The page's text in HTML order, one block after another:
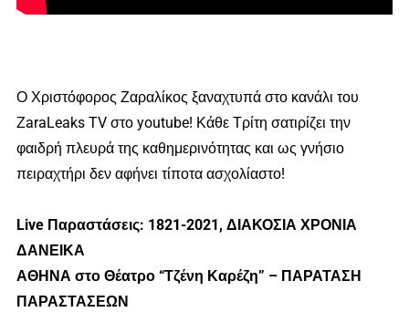
Ο Χριστόφορος Ζαραλίκος ξαναχτυπά στο κανάλι του
ΖaraLeaks TV στο youtube! Κάθε Τρίτη σατιρίζει την
φαιδρή πλευρά της καθημερινότητας και ως γνήσιο
πειραχτήρι δεν αφήνει τίποτα ασχολίαστο!
Live Παραστάσεις: 1821-2021, ΔΙΑΚΟΣΙΑ ΧΡΟΝΙΑ
ΔΑΝΕΙΚΑ
ΑΘΗΝΑ στο Θέατρο “Τζένη Καρέζη” – ΠΑΡΑΤΑΣΗ
ΠΑΡΑΣΤΑΣΕΩΝ